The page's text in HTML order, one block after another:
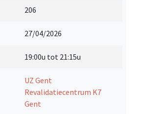
206
27/04/2026
19:00u tot 21:15u
UZ Gent
Revalidatiecentrum K7
Gent